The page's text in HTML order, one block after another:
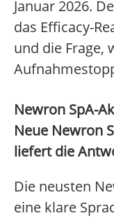
Januar 2026.
das Efficacy-
und die Frage,
Newron SpA-
Neue Newron
liefert die
Die neusten
eine klare